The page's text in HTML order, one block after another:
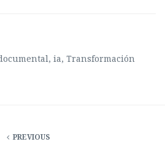
, ia, Transformación
PREVIOUS